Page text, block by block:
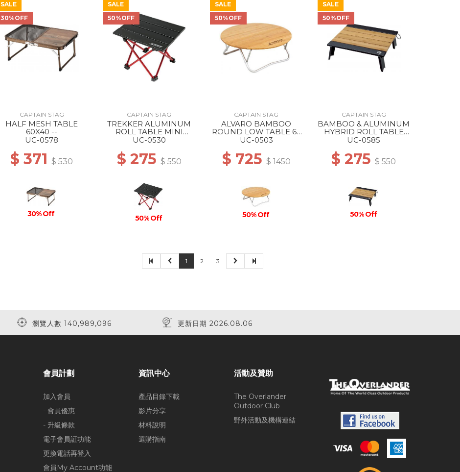
SALE
30%OFF
CAPTAIN STAG
HALF MESH TABLE
60X40 --
UC-0578
$ 371$ 530
30% Off
SALE
50%OFF
CAPTAIN STAG
TREKKER ALUMINUM
ROLL TABLE MINI
BLACK
UC-0530
$ 275$ 550
50% Off
SALE
50%OFF
CAPTAIN STAG
ALVARO BAMBOO
ROUND LOW TABLE 65
--
UC-0503
$ 725 $ 1450
50% Off
SALE
50%OFF
CAPTAIN STAG
BAMBOO & ALUMINUM
HYBRID ROLL TABLE
40X35 --
UC-0585
$ 275$ 550
50% Off
1 2 3
瀏覽人數 140,989,096 更新日期 2026.08.06
會員計劃
加入會員
- 會員優惠
- 升級條款
電子會員証功能
更換電話再登入
會員My Account功能
資訊中心
產品目錄下載
影片分享
材料說明
選購指南
活動及贊助
The Overlander
Outdoor Club
野外活動及機構連結